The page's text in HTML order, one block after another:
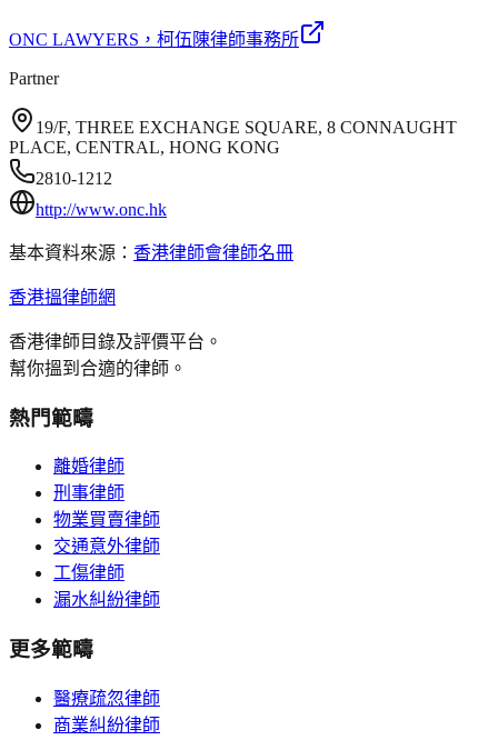
ONC LAWYERS ，柯伍陳律師事務所
Partner
19/F, THREE EXCHANGE SQUARE, 8 CONNAUGHT
PLACE, CENTRAL, HONG KONG
2810-1212
http://www.onc.hk
基本資料來源： 香港律師會律師名冊
香港搵律師網
香港律師目錄及評價平台。
幫你搵到合適的律師。
熱門範疇
離婚律師
刑事律師
物業買賣律師
交通意外律師
工傷律師
漏水糾紛律師
更多範疇
醫療疏忽律師
商業糾紛律師